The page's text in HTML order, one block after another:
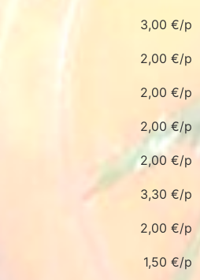
3,00 €
2,00 €
2,00 €
2,00€
2,00 €
3,30 €
2,00 €
1,50 €